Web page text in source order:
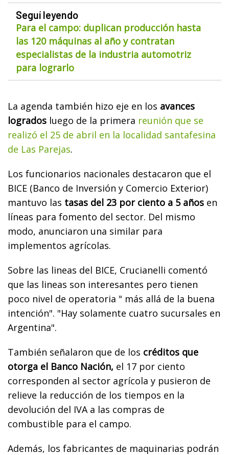
Seguí leyendo
Para el campo: duplican producción hasta
las 120 máquinas al año y contratan
especialistas de la industria automotriz
para lograrlo
La agenda también hizo eje en los avances
logrados luego de la primera reunión que se
realizó el 25 de abril en la localidad santafesina
de Las Parejas.
Los funcionarios nacionales destacaron que el
BICE (Banco de Inversión y Comercio Exterior)
mantuvo las tasas del 23 por ciento a 5 años en
líneas para fomento del sector. Del mismo
modo, anunciaron una similar para
implementos agrícolas.
Sobre las lineas del BICE, Crucianelli comentó
que las lineas son interesantes pero tienen
poco nivel de operatoria " más allá de la buena
intención". "Hay solamente cuatro sucursales en
Argentina".
También señalaron que de los créditos que
otorga el Banco Nación, el 17 por ciento
corresponden al sector agrícola y pusieron de
relieve la reducción de los tiempos en la
devolución del IVA a las compras de
combustible para el campo.
Además, los fabricantes de maquinarias podrán